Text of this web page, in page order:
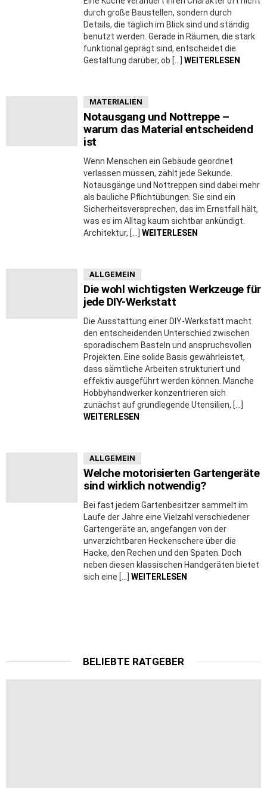
durch große Baustellen, sondern durch
Details, die täglich im Blick sind und ständig
benutzt werden. Gerade in Räumen, die stark
funktional geprägt sind, entscheidet die
Gestaltung darüber, ob […] WEITERLESEN
MATERIALIEN
Notausgang und Nottreppe –
warum das Material entscheidend
ist
Wenn Menschen ein Gebäude geordnet
verlassen müssen, zählt jede Sekunde.
Notausgänge und Nottreppen sind dabei mehr
als bauliche Pflichtübungen. Sie sind ein
Sicherheitsversprechen, das im Ernstfall hält,
was es im Alltag kaum sichtbar ankündigt.
Architektur, […] WEITERLESEN
ALLGEMEIN
Die wohl wichtigsten Werkzeuge für
jede DIY-Werkstatt
Die Ausstattung einer DIY-Werkstatt macht
den entscheidenden Unterschied zwischen
sporadischem Basteln und anspruchsvollen
Projekten. Eine solide Basis gewährleistet,
dass sämtliche Arbeiten strukturiert und
effektiv ausgeführt werden können. Manche
Hobbyhandwerker konzentrieren sich
zunächst auf grundlegende Utensilien, […]
WEITERLESEN
ALLGEMEIN
Welche motorisierten Gartengeräte
sind wirklich notwendig?
Bei fast jedem Gartenbesitzer sammelt im
Laufe der Jahre eine Vielzahl verschiedener
Gartengeräte an, angefangen von der
unverzichtbaren Heckenschere über die
Hacke, den Rechen und den Spaten. Doch
neben diesen klassischen Handgeräten bietet
sich eine […] WEITERLESEN
BELIEBTE RATGEBER